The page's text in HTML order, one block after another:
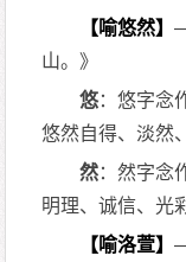
【喻悠然】
山。》
悠：悠字念
悠然自得、淡然
然：然字念
明理、诚信、光
【喻洛萱】